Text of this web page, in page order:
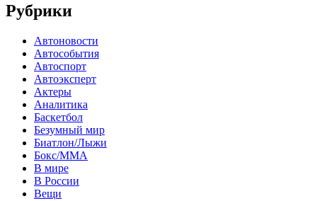
Рубрики
Автоновости
Автособытия
Автоспорт
Автоэксперт
Актеры
Аналитика
Баскетбол
Безумный мир
Биатлон/Лыжи
Бокс/MMA
В мире
В России
Вещи